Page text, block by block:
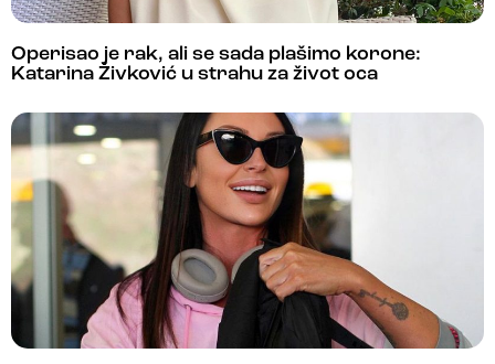
Operisao je rak, ali se sada plašimo korone:
Katarina Živković u strahu za život oca